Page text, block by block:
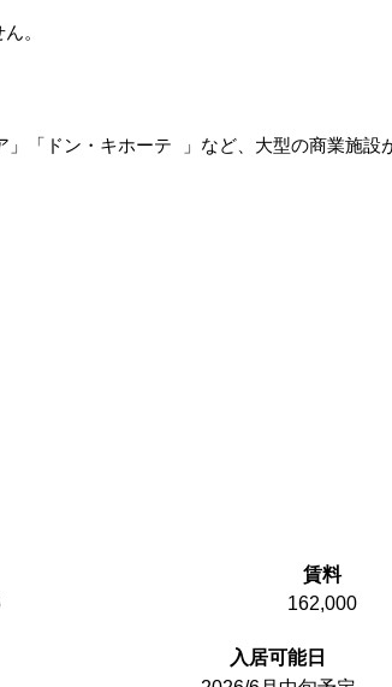
。
「ドン・キホーテ 」など、大型の商業施
賃料
162,000
入居可能日